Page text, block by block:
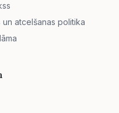
un atcelšanas politika